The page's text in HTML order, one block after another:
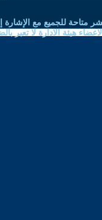
متاحة للجميع مع الإشارة
هيئة الادارة لا تعبر